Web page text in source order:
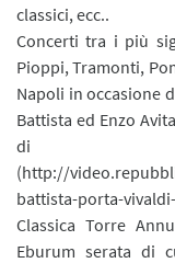
classici, ecc..
Concerti tra i più
Pioppi, Tramonti,
Napoli in occasione
Battista ed Enzo
di
(http://
battista-porta-
Classica Torre
Eburum serata di